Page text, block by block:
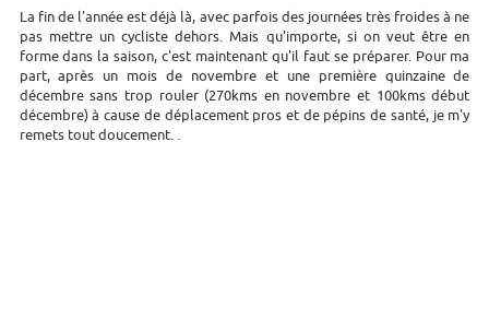
La fin de l'année est déjà là, avec parfois des journées très froides à ne
pas mettre un cycliste dehors. Mais qu'importe, si on veut être en
forme dans la saison, c'est maintenant qu'il faut se préparer. Pour ma
part, après un mois de novembre et une première quinzaine de
décembre sans trop rouler (270kms en novembre et 100kms début
décembre) à cause de déplacement pros et de pépins de santé, je m'y
remets tout doucement. .